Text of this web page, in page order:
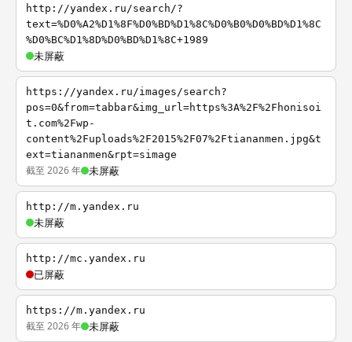
http://yandex.ru/search/?
text=%D0%A2%D1%8F%D0%BD%D1%8C%D0%B0%D0%BD%D1%8C
%D0%BC%D1%8D%D0%BD%D1%8C+1989
未屏蔽
https://yandex.ru/images/search?
pos=0&from=tabbar&img_url=https%3A%2F%2Fhonisoi
t.com%2Fwp-
content%2Fuploads%2F2015%2F07%2Ftiananmen.jpg&t
ext=tiananmen&rpt=simage
截至 2026 年 未屏蔽
http://m.yandex.ru
未屏蔽
http://mc.yandex.ru
已屏蔽
https://m.yandex.ru
截至 2026 年 未屏蔽